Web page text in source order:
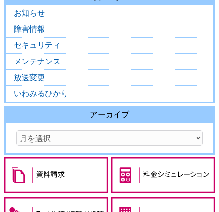
お知らせ
障害情報
セキュリティ
メンテナンス
放送変更
いわみるひかり
アーカイブ